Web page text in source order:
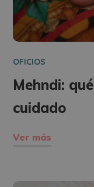
OFICIOS
Mehndi:
cuidado
Ver más